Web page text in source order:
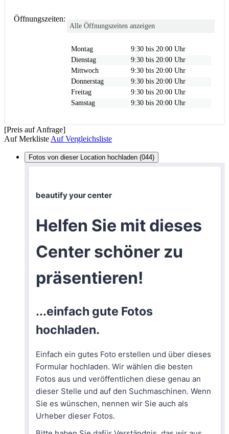
Öffnungszeiten:
Alle Öffnungszeiten anzeigen
Montag
9:30 bis 20:00 Uhr
Dienstag
9:30 bis 20:00 Uhr
Mittwoch
9:30 bis 20:00 Uhr
Donnerstag
9:30 bis 20:00 Uhr
Freitag
9:30 bis 20:00 Uhr
Samstag
9:30 bis 20:00 Uhr
[Preis auf Anfrage]
Auf Merkliste Auf Vergleichsliste
Fotos von dieser Location hochladen (044)